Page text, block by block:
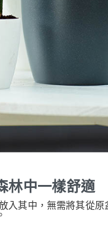
林中一樣舒適
入其中，無需將其從